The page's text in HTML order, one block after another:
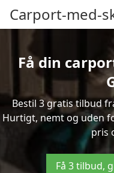
Carport-med-
Få din
Bestil 3 gratis tilbud
Hurtigt, nemt og uden
pris
Få 3 tilbud,